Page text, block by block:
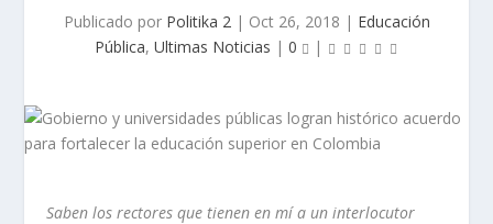
Publicado por Politika 2| Oct 26, 2018 | Educación
Pública, Ultimas Noticias | 0 |
Saben los rectores que tienen en mí a un interlocutor